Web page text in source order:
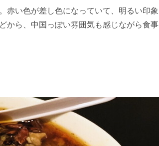
赤い色が差し色になっていて、明るい印象
から、中国っぽい雰囲気も感じながら食事